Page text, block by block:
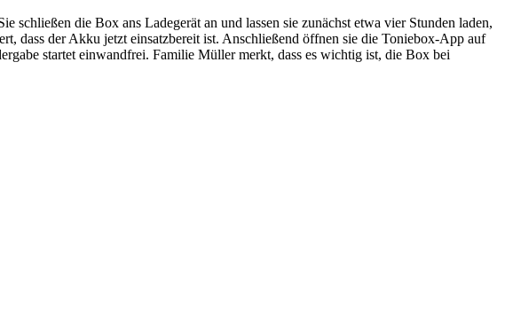
die Box ans Ladegerät an und lassen sie zunächst etwa vier Stunden laden,
dass der Akku jetzt einsatzbereit ist. Anschließend öffnen sie die Toniebox-App auf
startet einwandfrei. Familie Müller merkt, dass es wichtig ist, die Box bei